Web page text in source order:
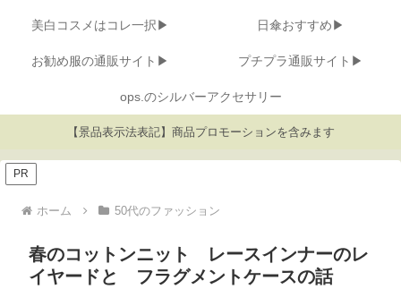
美白コスメはコレ一択▶ 日傘おすすめ▶
お勧め服の通販サイト▶ プチプラ通販サイト▶
ops.のシルバーアクセサリー
【景品表示法表記】商品プロモーションを含みます
PR
ホーム 50代のファッション
春のコットンニット レースインナーのレ
イヤードと フラグメントケースの話